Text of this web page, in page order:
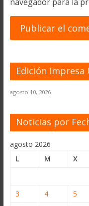
Edición Impresa
agosto 10, 2026
Noticias por
agosto 2026
L
M X
3
4 5